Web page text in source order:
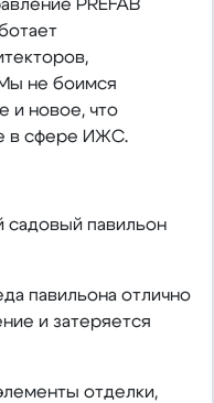
PREFAB
не боимся
и новое, что
в сфере ИЖС.
садовый павильон
павильона отлично
и затеряется
отделки,